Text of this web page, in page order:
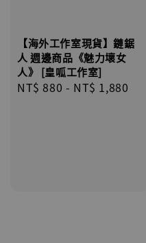
【海外工作室現貨】鏈鋸
人 週邊商品《魅力壞女
人》 [皇呱工作室]
Regular
NT$ 880 - NT$ 1,880